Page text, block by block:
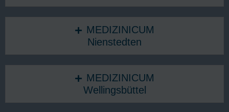
MEDIZINICUM
Nienstedten
MEDIZINICUM
Wellingsbüttel